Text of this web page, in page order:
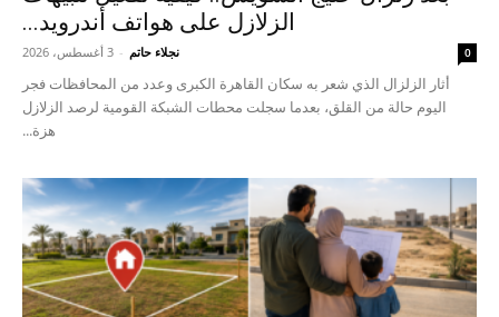
الزلازل على هواتف أندرويد...
نجلاء حاتم - 3 أغسطس، 2026 0
أثار الزلزال الذي شعر به سكان القاهرة الكبرى وعدد من المحافظات فجر
اليوم حالة من القلق، بعدما سجلت محطات الشبكة القومية لرصد الزلازل
هزة...